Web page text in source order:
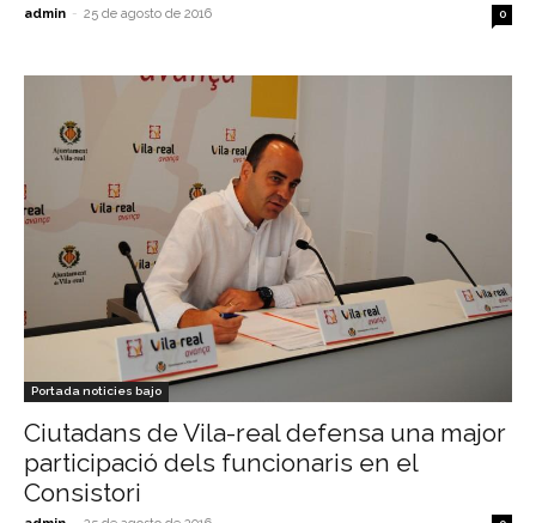
admin - 25 de agosto de 2016 0
Portada noticies bajo
Ciutadans de Vila-real defensa una major
participació dels funcionaris en el
Consistori